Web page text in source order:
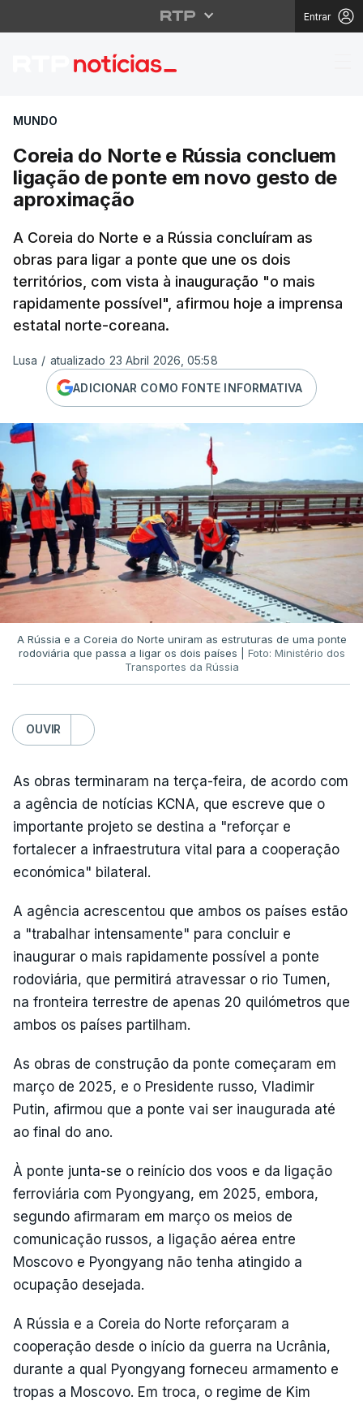
Entrar
Coreia do Norte e
MUNDO
Coreia do Norte e Rússia concluem
ligação de ponte em novo gesto de
aproximação
A Coreia do Norte e a Rússia concluíram as
obras para ligar a ponte que une os dois
territórios, com vista à inauguração "o mais
rapidamente possível", afirmou hoje a imprensa
estatal norte-coreana.
Lusa / atualizado 23 Abril 2026, 05:58
ADICIONAR COMO FONTE INFORMATIVA
A Rússia e a Coreia do Norte uniram as estruturas de uma ponte
rodoviária que passa a ligar os dois países | Foto: Ministério dos
Transportes da Rússia
OUVIR
As obras terminaram na terça-feira, de acordo com
a agência de notícias KCNA, que escreve que o
importante projeto se destina a "reforçar e
fortalecer a infraestrutura vital para a cooperação
económica" bilateral.
A agência acrescentou que ambos os países estão
a "trabalhar intensamente" para concluir e
inaugurar o mais rapidamente possível a ponte
rodoviária, que permitirá atravessar o rio Tumen,
na fronteira terrestre de apenas 20 quilómetros que
ambos os países partilham.
As obras de construção da ponte começaram em
março de 2025, e o Presidente russo, Vladimir
Putin, afirmou que a ponte vai ser inaugurada até
ao final do ano.
À ponte junta-se o reinício dos voos e da ligação
ferroviária com Pyongyang, em 2025, embora,
segundo afirmaram em março os meios de
comunicação russos, a ligação aérea entre
Moscovo e Pyongyang não tenha atingido a
ocupação desejada.
A Rússia e a Coreia do Norte reforçaram a
cooperação desde o início da guerra na Ucrânia,
durante a qual Pyongyang forneceu armamento e
tropas a Moscovo. Em troca, o regime de Kim